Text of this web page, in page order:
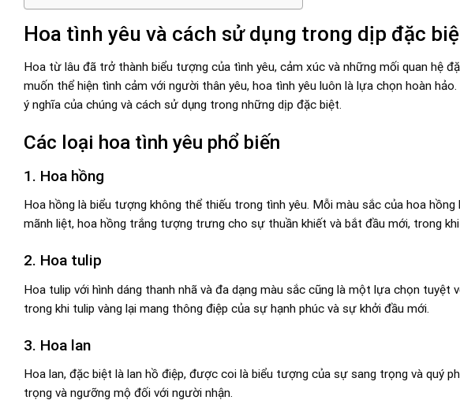
Hoa tình yêu và cách sử dụng trong dịp đặc
Hoa từ lâu đã trở thành biểu tượng của tình yêu, cảm xúc và những mối quan hệ
muốn thể hiện tình cảm với người thân yêu, hoa tình yêu luôn là lựa chọn hoàn
ý nghĩa của chúng và cách sử dụng trong những dịp đặc biệt.
Các loại hoa tình yêu phổ biến
1. Hoa hồng
Hoa hồng là biểu tượng không thể thiếu trong tình yêu. Mỗi màu sắc của hoa
mãnh liệt, hoa hồng trắng tượng trưng cho sự thuần khiết và bắt đầu mới, trong
2. Hoa tulip
Hoa tulip với hình dáng thanh nhã và đa dạng màu sắc cũng là một lựa chọn
trong khi tulip vàng lại mang thông điệp của sự hạnh phúc và sự khởi đầu mới.
3. Hoa lan
Hoa lan, đặc biệt là lan hồ điệp, được coi là biểu tượng của sự sang trọng và quý
trọng và ngưỡng mộ đối với người nhận.